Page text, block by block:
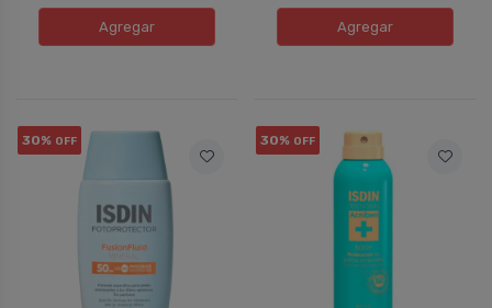
Agregar Agregar
30% OFF 30% OFF